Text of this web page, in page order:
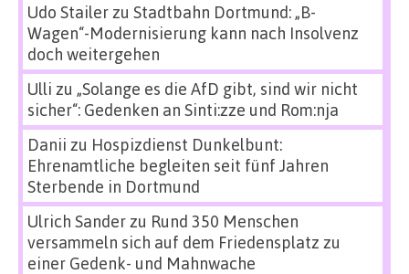
Udo Stailerzu Stadtbahn Dortmund: „B-
Wagen“-Modernisierung kann nach Insolvenz
doch weitergehen
Ulli zu „Solange es die AfD gibt, sind wir nicht
sicher“: Gedenken an Sinti:zze und Rom:nja
Danii zu Hospizdienst Dunkelbunt:
Ehrenamtliche begleiten seit fünf Jahren
Sterbende in Dortmund
Ulrich Sanderzu Rund 350 Menschen
versammeln sich auf dem Friedensplatz zu
einer Gedenk- und Mahnwache